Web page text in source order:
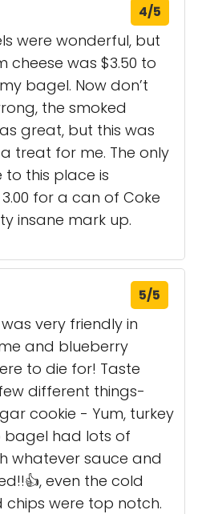
4/5
were wonderful, but
cheese was $3.50 to
bagel. Now don’t
the smoked
great, but this was
treat for me. The only
to this place is
for a can of Coke
insane mark up.
5/5
very friendly in
and blueberry
to die for! Taste
different things-
cookie - Yum, turkey
had lots of
whatever sauce and
even the cold
chips were top notch.